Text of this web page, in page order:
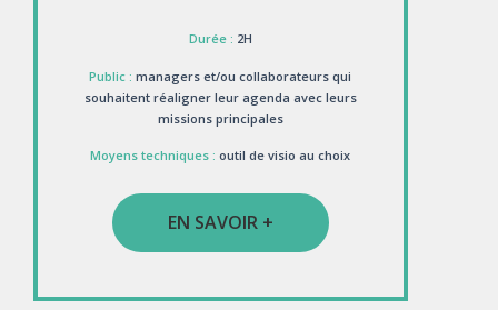
Durée : 2H
Public :managers et/ou collaborateurs qui
souhaitent réaligner leur agenda avec leurs
missions principales
Moyens techniques : outil de visio au choix
EN SAVOIR +